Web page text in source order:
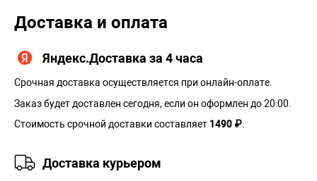
Доставка и оплата
Яндекс.Доставка за 4 часа
Срочная доставка осуществляется при онлайн-оплате.
Заказ будет доставлен сегодня, если он оформлен до 20:00.
Стоимость срочной доставки составляет 1490 ₽
Доставка курьером